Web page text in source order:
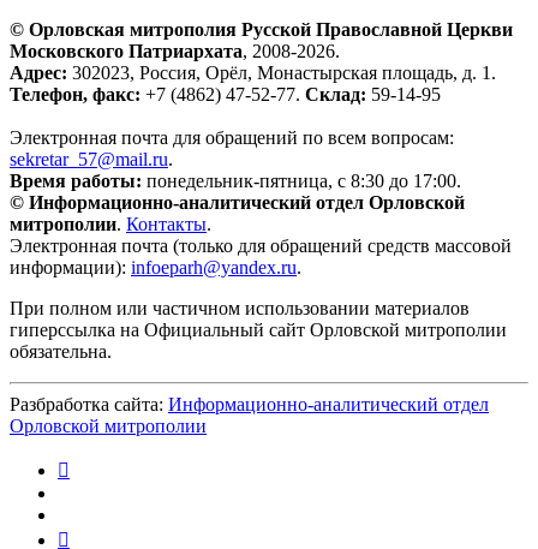
© Орловская митрополия Русской Православной Церкви
Московского Патриархата, 2008-2026.
Адрес: 302023, Россия, Орёл, Монастырская площадь, д. 1.
Телефон, факс: +7 (4862) 47-52-77. Склад: 59-14-95
Электронная почта для обращений по всем вопросам:
sekretar_57@mail.ru.
Время работы: понедельник-пятница, с 8:30 до 17:00.
© Информационно-аналитический отдел Орловской
митрополии. Контакты.
Электронная почта (только для обращений средств массовой
информации): infoeparh@yandex.ru.
При полном или частичном использовании материалов
гиперссылка на Официальный сайт Орловской митрополии
обязательна.
Разбработка сайта: Информационно-аналитический отдел
Орловской митрополии